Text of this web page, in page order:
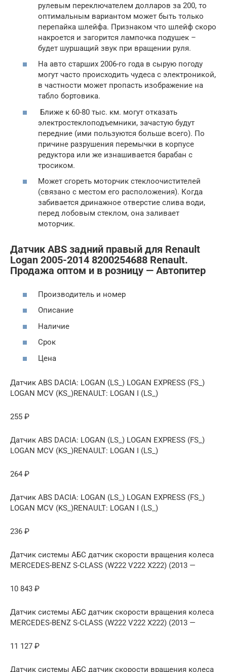
рулевым переключателем долларов за 200, то
оптимальным вариантом может быть только
перепайка шлейфа. Признаком что шлейф скоро
накроется и загорится лампочка подушек –
будет шуршащий звук при вращении руля.
На авто старших 2006-го года в сырую погоду
могут часто происходить чудеса с электроникой,
в частности может пропасть изображение на
табло бортовика.
Ближе к 60-80 тыс. км. могут отказать
электростеклоподъемники, зачастую будут
передние (ими пользуются больше всего). По
причине разрушения перемычки в корпусе
редуктора или же изнашивается барабан с
тросиком.
Может сгореть моторчик стеклоочистителей
(связано с местом его расположения). Когда
забивается дринажное отверстие слива води,
перед лобовым стеклом, она заливает
моторчик.
Датчик ABS задний правый для Renault
Logan 2005-2014 8200254688 Renault.
Продажа оптом и в розницу — Автопитер
Производитель и номер
Описание
Наличие
Срок
Цена
Датчик ABS DACIA: LOGAN (LS_) LOGAN EXPRESS (FS_)
LOGAN MCV (KS_)RENAULT: LOGAN I (LS_)
255 ₽
Датчик ABS DACIA: LOGAN (LS_) LOGAN EXPRESS (FS_)
LOGAN MCV (KS_)RENAULT: LOGAN I (LS_)
264 ₽
Датчик ABS DACIA: LOGAN (LS_) LOGAN EXPRESS (FS_)
LOGAN MCV (KS_)RENAULT: LOGAN I (LS_)
236 ₽
Датчик системы АБС датчик скорости вращения колеса
MERCEDES-BENZ S-CLASS (W222 V222 X222) (2013 —
10 843 ₽
Датчик системы АБС датчик скорости вращения колеса
MERCEDES-BENZ S-CLASS (W222 V222 X222) (2013 —
11 127 ₽
Датчик системы АБС датчик скорости вращения колеса